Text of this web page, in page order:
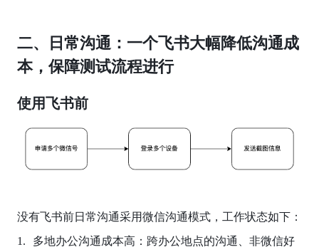
二、日常沟通：一个飞书大幅降低沟通成
本，保障测试流程进行
使用飞书前
没有飞书前日常沟通采用微信沟通模式，工作状态如下：
多地办公沟通成本高：跨办公地点的沟通、非微信好